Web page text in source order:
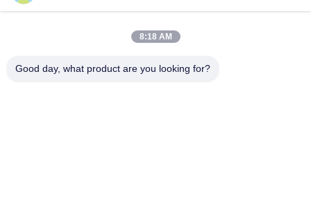
Prodotti
Chi Siamo
8:18 AM
Good day, what product are you looking for?